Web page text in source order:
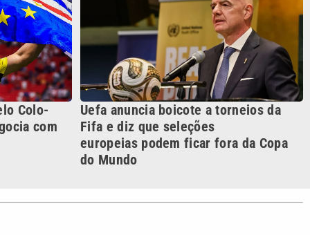
Colo-
com
Uefa anuncia boicote a torneios da
Fifa e diz que seleções
europeias podem ficar fora da Copa
do Mundo